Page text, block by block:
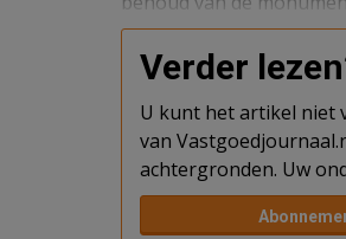
Verder
U kunt het artikel niet
van
achtergronden. Uw